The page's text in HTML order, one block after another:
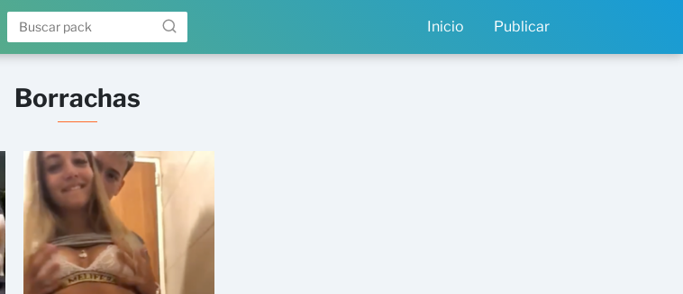
Inicio Publicar
Borrachas